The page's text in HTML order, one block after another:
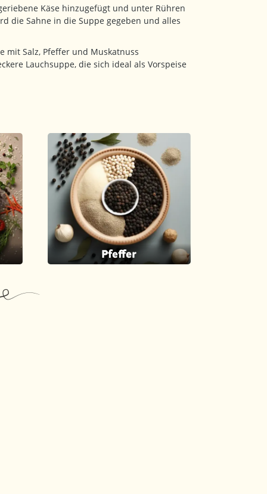
Käse hinzugefügt und unter Rühren
die Sahne in die Suppe gegeben und alles
mit Salz, Pfeffer und Muskatnuss
Lauchsuppe, die sich ideal als Vorspeise
Pfeffer